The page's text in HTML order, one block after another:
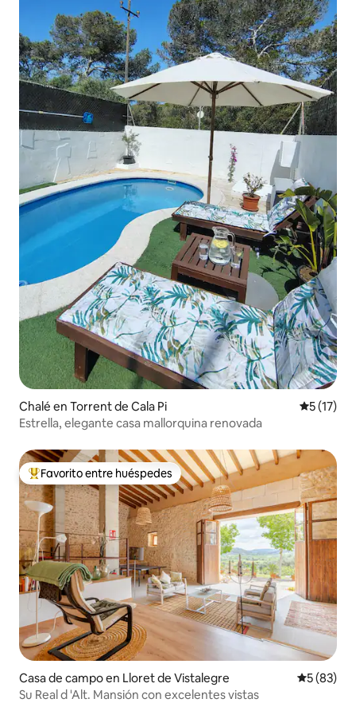
Chalé en Torrent de Cala Pi
5 (17)
Estrella, elegante casa mallorquina renovada
Favorito entre huéspedes preferido
Favorito entre huéspedes
Casa de campo en Lloret de Vistalegre
5 (83)
Su Real d 'Alt. Mansión con excelentes vistas